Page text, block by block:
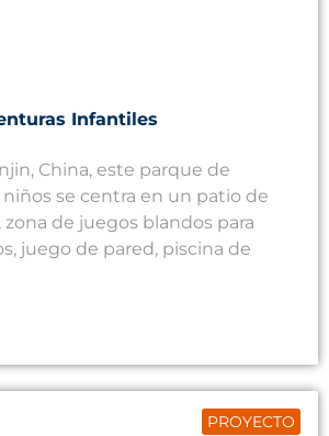
Infantiles
China, este parque de
niños se centra en un patio de
de juegos blandos para
juego de pared, piscina de
PROYECTO